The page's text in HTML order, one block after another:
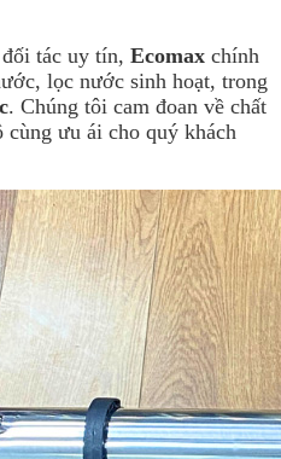
tác uy tín, Ecomax chính
lọc nước sinh hoạt, trong
. Chúng tôi cam đoan về chất
cùng ưu ái cho quý khách